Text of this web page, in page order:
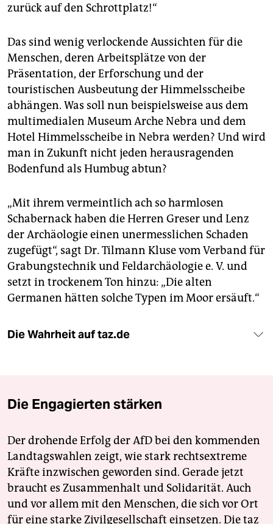
zurück auf den Schrottplatz!“
Das sind wenig verlockende Aussichten für die
Menschen, deren Arbeitsplätze von der
Präsentation, der Erforschung und der
touristischen Ausbeutung der Himmelsscheibe
abhängen. Was soll nun beispielsweise aus dem
multimedialen Museum Arche Nebra und dem
Hotel Himmelsscheibe in Nebra werden? Und wird
man in Zukunft nicht jeden herausragenden
Bodenfund als Humbug abtun?
„Mit ihrem vermeintlich ach so harmlosen
Schabernack haben die Herren Greser und Lenz
der Archäologie einen unermesslichen Schaden
zugefügt“, sagt Dr. Tilmann Kluse vom Verband für
Grabungstechnik und Feldarchäologie e. V. und
setzt in trockenem Ton hinzu: „Die alten
Germanen hätten solche Typen im Moor ersäuft.“
Die Wahrheit auf taz.de
Die Engagierten stärken
Der drohende Erfolg der AfD bei den kommenden
Landtagswahlen zeigt, wie stark rechtsextreme
Kräfte inzwischen geworden sind. Gerade jetzt
braucht es Zusammenhalt und Solidarität. Auch
und vor allem mit den Menschen, die sich vor Ort
für eine starke Zivilgesellschaft einsetzen. Die taz